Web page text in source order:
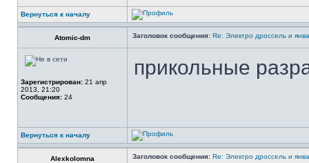
Вернуться к началу
Atomic-dm Заголовок сообщения: Re: Электро дроссель и
Зарегистрирован: 21 апр
2013, 21:20
Сообщения: 24
прикольные
Вернуться к началу
Alexkolomna Заголовок сообщения: Re: Электро дроссель и